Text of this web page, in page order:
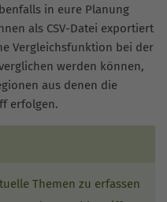
in eure Planung
als CSV-Datei exportiert
Vergleichsfunktion bei der
werden können,
aus denen die
erfolgen.
Themen zu erfassen